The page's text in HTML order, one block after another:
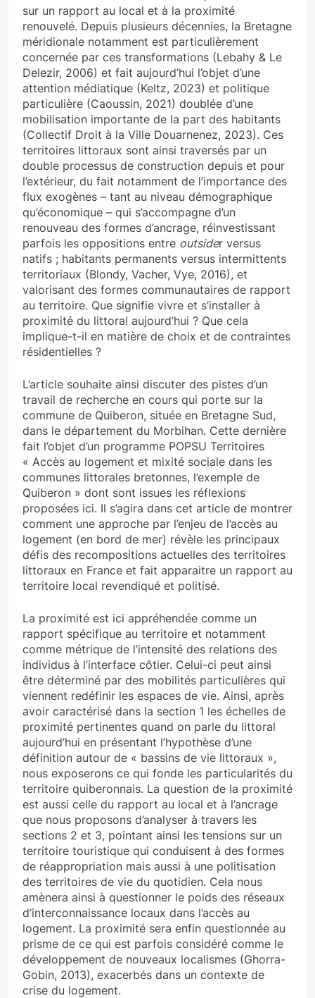
sur un rapport au local et à la proximité
renouvelé. Depuis plusieurs décennies, la Bretagne
méridionale notamment est particulièrement
concernée par ces transformations (Lebahy & Le
Delezir, 2006) et fait aujourd’hui l’objet d’une
attention médiatique (Keltz, 2023) et politique
particulière (Caoussin, 2021) doublée d’une
mobilisation importante de la part des habitants
(Collectif Droit à la Ville Douarnenez, 2023). Ces
territoires littoraux sont ainsi traversés par un
double processus de construction depuis et pour
l’extérieur, du fait notamment de l’importance des
flux exogènes – tant au niveau démographique
qu’économique – qui s’accompagne d’un
renouveau des formes d’ancrage, réinvestissant
parfois les oppositions entre outsider versus
natifs ; habitants permanents versus intermittents
territoriaux (Blondy, Vacher, Vye, 2016), et
valorisant des formes communautaires de rapport
au territoire. Que signifie vivre et s’installer à
proximité du littoral aujourd’hui ? Que cela
implique-t-il en matière de choix et de contraintes
résidentielles ?
L’article souhaite ainsi discuter des pistes d’un
travail de recherche en cours qui porte sur la
commune de Quiberon, située en Bretagne Sud,
dans le département du Morbihan. Cette dernière
fait l’objet d’un programme POPSU Territoires
« Accès au logement et mixité sociale dans les
communes littorales bretonnes, l’exemple de
Quiberon » dont sont issues les réflexions
proposées ici. Il s’agira dans cet article de montrer
comment une approche par l’enjeu de l’accès au
logement (en bord de mer) révèle les principaux
défis des recompositions actuelles des territoires
littoraux en France et fait apparaitre un rapport au
territoire local revendiqué et politisé.
La proximité est ici appréhendée comme un
rapport spécifique au territoire et notamment
comme métrique de l’intensité des relations des
individus à l’interface côtier. Celui-ci peut ainsi
être déterminé par des mobilités particulières qui
viennent redéfinir les espaces de vie. Ainsi, après
avoir caractérisé dans la section 1 les échelles de
proximité pertinentes quand on parle du littoral
aujourd’hui en présentant l’hypothèse d’une
définition autour de « bassins de vie littoraux »,
nous exposerons ce qui fonde les particularités du
territoire quiberonnais. La question de la proximité
est aussi celle du rapport au local et à l’ancrage
que nous proposons d’analyser à travers les
sections 2 et 3, pointant ainsi les tensions sur un
territoire touristique qui conduisent à des formes
de réappropriation mais aussi à une politisation
des territoires de vie du quotidien. Cela nous
amènera ainsi à questionner le poids des réseaux
d’interconnaissance locaux dans l’accès au
logement. La proximité sera enfin questionnée au
prisme de ce qui est parfois considéré comme le
développement de nouveaux localismes (Ghorra-
Gobin, 2013), exacerbés dans un contexte de
crise du logement.